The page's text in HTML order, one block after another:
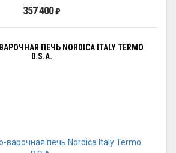
357 400₽
ПЕЧЬ NORDICA ITALY TERMO
D.S.A.